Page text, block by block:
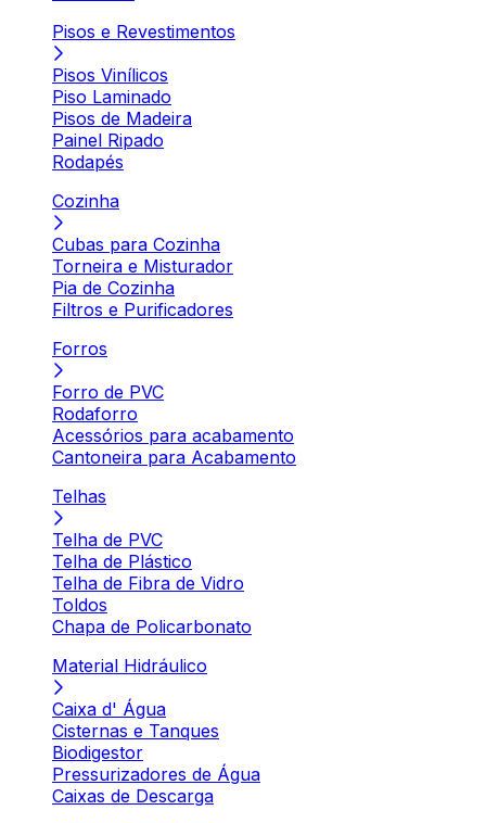
Pisos e Revestimentos
Pisos Vinílicos
Piso Laminado
Pisos de Madeira
Painel Ripado
Rodapés
Cozinha
Cubas para Cozinha
Torneira e Misturador
Pia de Cozinha
Filtros e Purificadores
Forros
Forro de PVC
Rodaforro
Acessórios para acabamento
Cantoneira para Acabamento
Telhas
Telha de PVC
Telha de Plástico
Telha de Fibra de Vidro
Toldos
Chapa de Policarbonato
Material Hidráulico
Caixa d' Água
Cisternas e Tanques
Biodigestor
Pressurizadores de Água
Caixas de Descarga